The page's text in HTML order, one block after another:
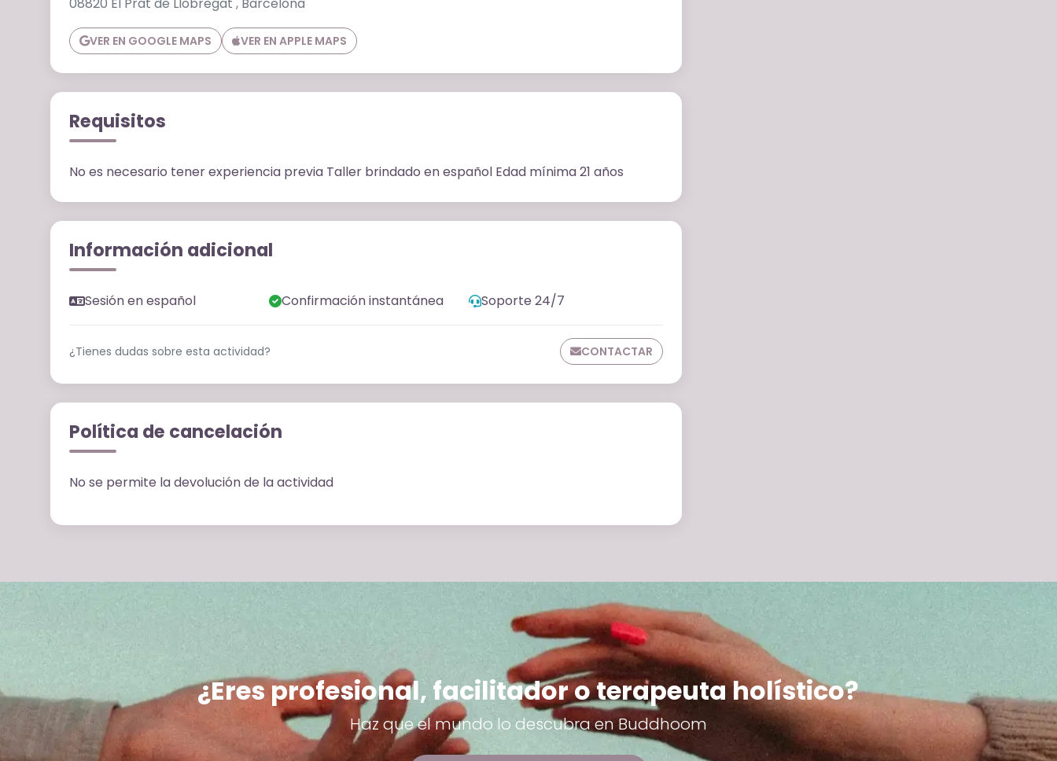
VER EN GOOGLE MAPS VER EN APPLE MAPS
Requisitos
No es necesario tener experiencia previa Taller brindado en español Edad mínima 21 años
Información adicional
Sesión en español Confirmación instantánea Soporte 24/7
¿Tienes dudas sobre esta actividad? CONTACTAR
Política de cancelación
No se permite la devolución de la actividad
¿Eres profesional, facilitador o terapeuta holístico?
Haz que el mundo lo descubra en Buddhoom